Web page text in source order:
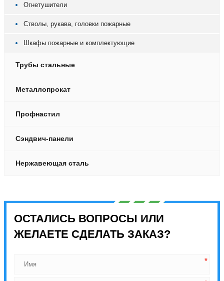
Огнетушители
Стволы, рукава, головки пожарные
Шкафы пожарные и комплектующие
Трубы стальные
Металлопрокат
Профнастил
Сэндвич-панели
Нержавеющая сталь
ОСТАЛИСЬ ВОПРОСЫ ИЛИ
ЖЕЛАЕТЕ СДЕЛАТЬ ЗАКАЗ?